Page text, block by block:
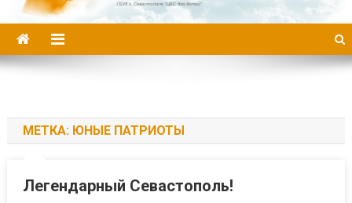
МЕТКА: ЮНЫЕ ПАТРИОТЫ
Легендарный Севастополь!